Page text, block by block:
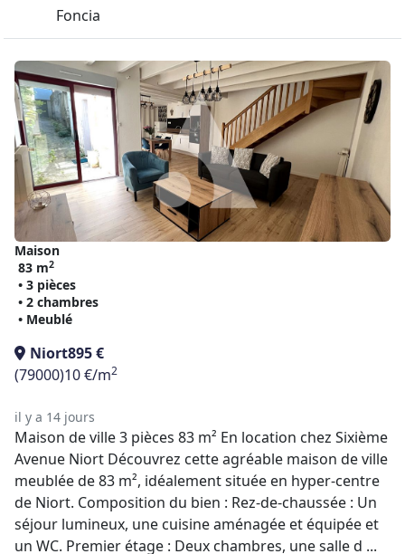
Foncia
Maison
83 m2
• 3 pièces
• 2 chambres
• Meublé
Niort895 €
(79000)10 €/m2
il y a 14 jours
Maison de ville 3 pièces 83 m² En location chez Sixième
Avenue Niort Découvrez cette agréable maison de ville
meublée de 83 m², idéalement située en hyper-centre
de Niort. Composition du bien : Rez-de-chaussée : Un
séjour lumineux, une cuisine aménagée et équipée et
un WC. Premier étage : Deux chambres, une salle d ...